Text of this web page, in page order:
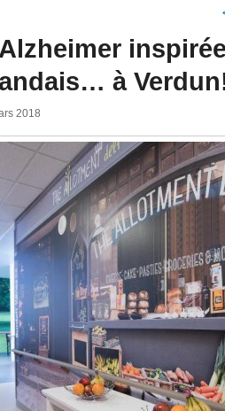
à
2018